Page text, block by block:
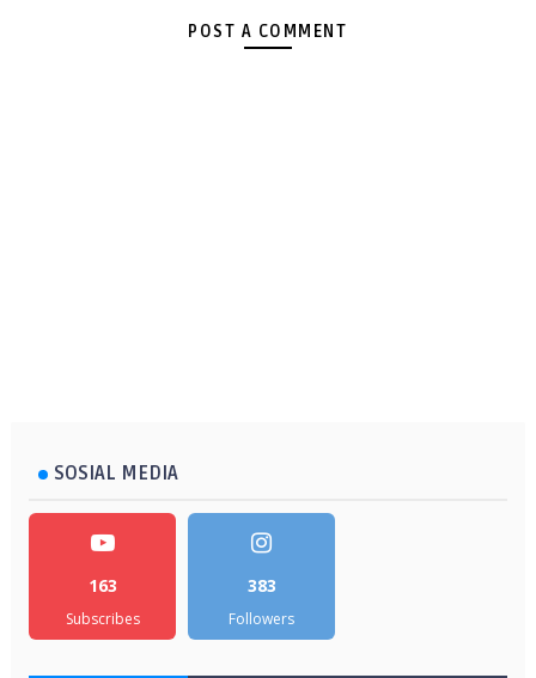
POST A COMMENT
SOSIAL MEDIA
163
Subscribes
383
Followers